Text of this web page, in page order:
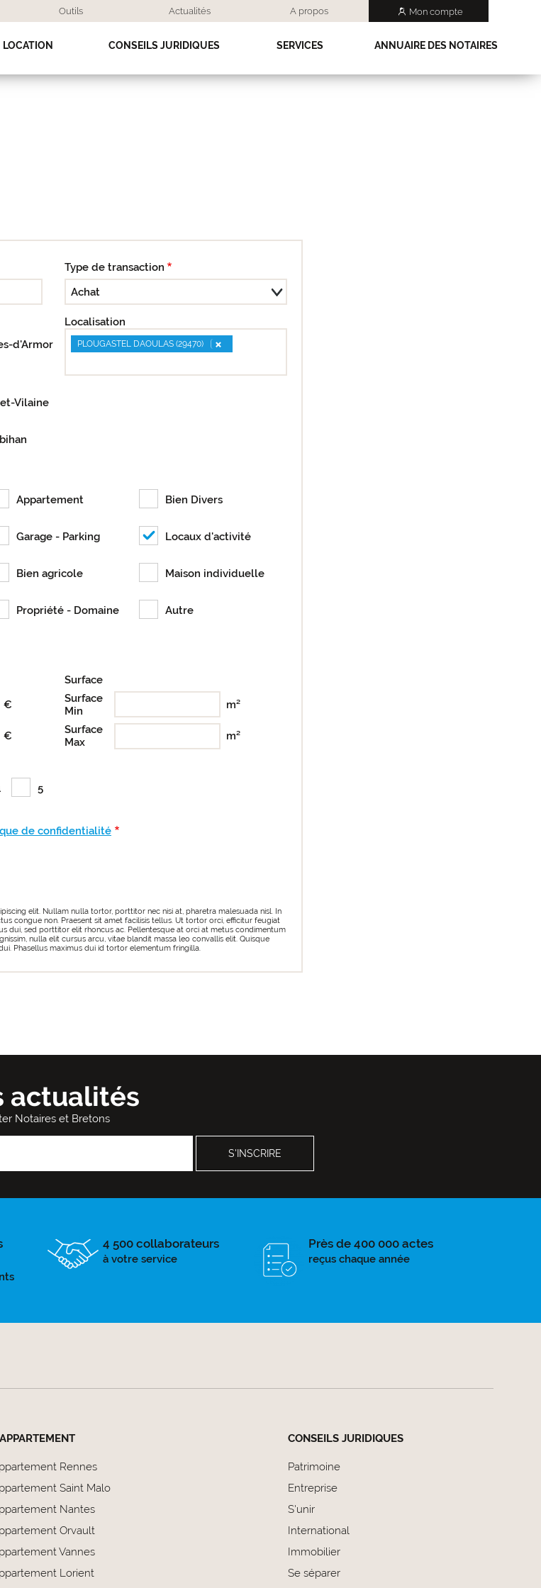
Outils Actualités A propos Mon compte
LOCATION CONSEILS JURIDIQUES SERVICES ANNUAIRE DES NOTAIRES
Type de transaction
d'Armor
Vilaine
Localisation
×
PLOUGASTEL DAOULAS (29470)
Appartement Bien Divers
Garage - Parking Locaux d'activité
Bien agricole Maison individuelle
Propriété - Domaine Autre
€
€
Surface
Surface
Min
m²
Surface
Max
m²
5
de confidentialité
elit. Nullam nulla tortor, porttitor nec nisi at, pharetra malesuada nisl. In
congue non. Praesent sit amet facilisis tellus. Ut tortor orci, efficitur feugiat
dui, sed porttitor elit rhoncus ac. Pellentesque at orci at metus condimentum
nulla elit cursus arcu, vitae blandit massa leo convallis elit. Quisque
Phasellus maximus dui id tortor elementum fringilla.
actualités
Notaires et Bretons
4 500 collaborateurs
à votre service
Près de 400 000 actes
reçus chaque année
Rennes
Saint Malo
Nantes
Orvault
Vannes
Lorient
CONSEILS JURIDIQUES
Patrimoine
Entreprise
S'unir
International
Immobilier
Se séparer